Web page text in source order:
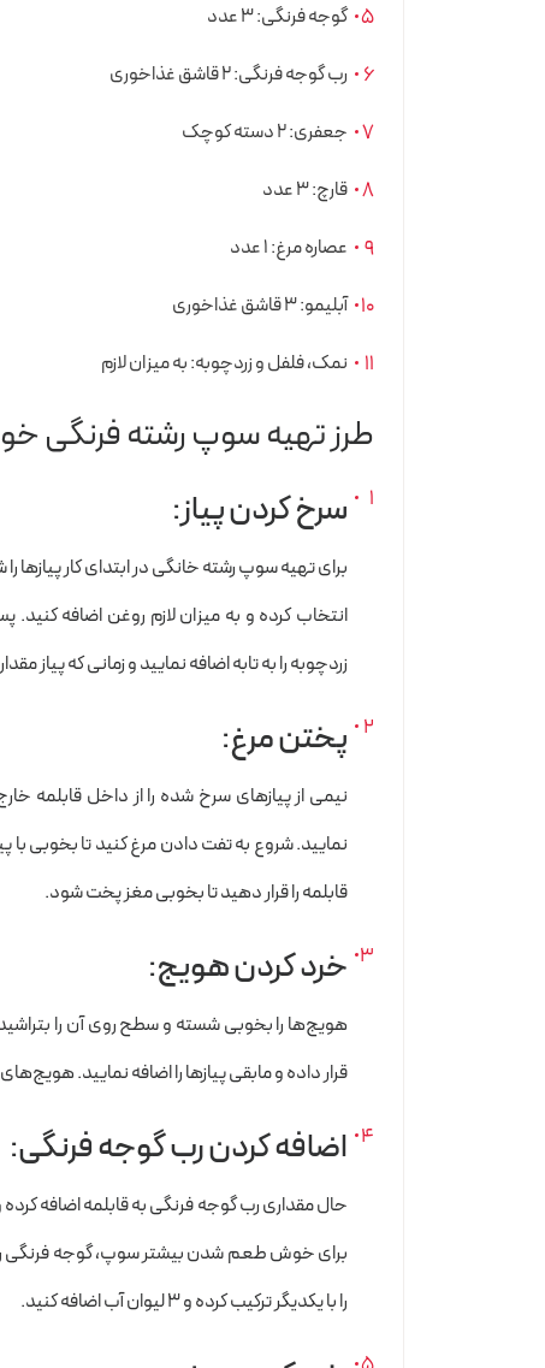
گوجه فرنگی: ۳ عدد
رب گوجه فرنگی: ۲ قاشق غذاخوری
جعفری: ۲ دسته کوچک
قارچ: ۳ عدد
عصاره مرغ: ۱ عدد
آبلیمو: ۳ قاشق غذاخوری
نمک، فلفل و زردچوبه: به میزان لازم
طرز تهیه سوپ رشته فرنگی
سرخ کردن پیاز:
برای تهیه سوپ رشته خانگی در ابتدای کار
انتخاب کرده و به میزان لازم روغن اضافه
زردچوبه را به تابه اضافه نمایید و زمانی که
پختن مرغ:
نیمی از پیازهای سرخ شده را از داخل قابلمه
قابلمه را قرار دهید تا بخوبی مغز پخت شود.
خرد کردن هویج:
هویج‌ها را بخوبی شسته و سطح روی آن را
قرار داده و مابقی پیازها را اضافه نمایید.
اضافه کردن رب گوجه فرنگی:
حال مقداری رب گوجه فرنگی به قابلمه اضافه
برای خوش طعم شدن بیشتر سوپ، گوجه فرنگی را
را با یکدیگر ترکیب کرده و ۳ لیوان آب اضافه کنید.